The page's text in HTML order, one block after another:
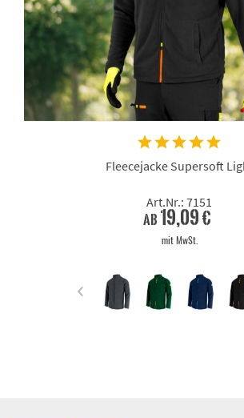
Fleecejacke Supersoft
Art.Nr.: 7151
ab 19,09 €
mit MwSt.